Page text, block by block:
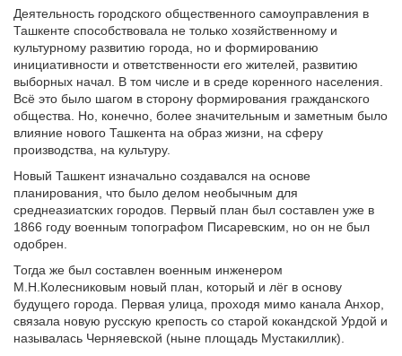
Деятельность городского общественного самоуправления в
Ташкенте способствовала не только хозяйственному и
культурному развитию города, но и формированию
инициативности и ответственности его жителей, развитию
выборных начал. В том числе и в среде коренного населения.
Всё это было шагом в сторону формирования гражданского
общества. Но, конечно, более значительным и заметным было
влияние нового Ташкента на образ жизни, на сферу
производства, на культуру.
Новый Ташкент изначально создавался на основе
планирования, что было делом необычным для
среднеазиатских городов. Первый план был составлен уже в
1866 году военным топографом Писаревским, но он не был
одобрен.
Тогда же был составлен военным инженером
М.Н.Колесниковым новый план, который и лёг в основу
будущего города. Первая улица, проходя мимо канала Анхор,
связала новую русскую крепость со старой кокандской Урдой и
называлась Черняевской (ныне площадь Мустакиллик).